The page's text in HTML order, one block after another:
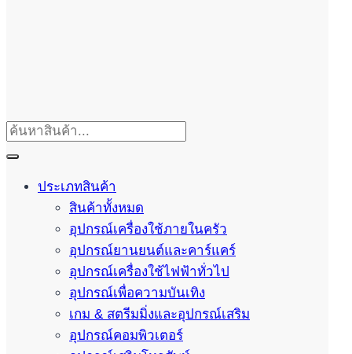
ประเภทสินค้า
สินค้าทั้งหมด
อุปกรณ์เครื่องใช้ภายในครัว
อุปกรณ์ยานยนต์และคาร์แคร์
อุปกรณ์เครื่องใช้ไฟฟ้าทั่วไป
อุปกรณ์เพื่อความบันเทิง
เกม & สตรีมมิ่งและอุปกรณ์เสริม
อุปกรณ์คอมพิวเตอร์